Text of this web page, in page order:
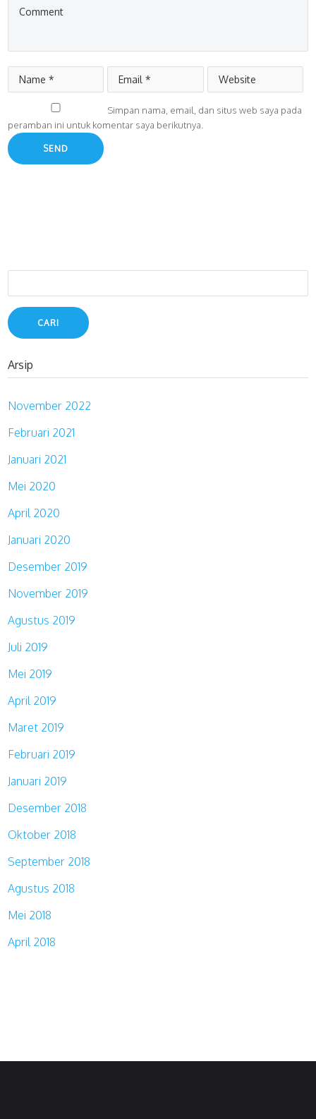
Simpan nama, email, dan situs web saya pada
peramban ini untuk komentar saya berikutnya.
untuk:
Arsip
November 2022
Februari 2021
Januari 2021
Mei 2020
April 2020
Januari 2020
Desember 2019
November 2019
Agustus 2019
Juli 2019
Mei 2019
April 2019
Maret 2019
Februari 2019
Januari 2019
Desember 2018
Oktober 2018
September 2018
Agustus 2018
Mei 2018
April 2018